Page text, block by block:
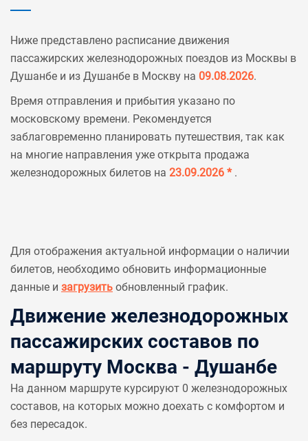
Ниже представлено расписание движения
пассажирских железнодорожных поездов из Москвы в
Душанбе и из Душанбе в Москву на 09.08.2026.
Время отправления и прибытия указано по
московскому времени. Рекомендуется
заблаговременно планировать путешествия, так как
на многие направления уже открыта продажа
железнодорожных билетов на 23.09.2026 * .
Для отображения актуальной информации о наличии
билетов, необходимо обновить информационные
данные и загрузить обновленный график.
Движение железнодорожных
пассажирских составов по
маршруту Москва - Душанбе
На данном маршруте курсируют 0 железнодорожных
составов, на которых можно доехать с комфортом и
без пересадок.